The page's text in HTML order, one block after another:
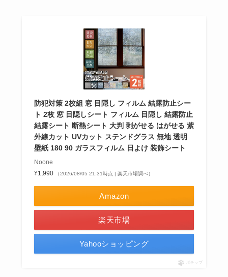
防犯対策 2枚組 窓 目隠し フィルム 結露防止シー
ト 2枚 窓 目隠しシート フィルム 目隠し 結露防止
結露シート 断熱シート 大判 剥がせる はがせる 紫
外線カット UVカット ステンドグラス 無地 透明
壁紙 180 90 ガラスフィルム 日よけ 装飾シート
Noone
¥1,990
（2026/08/05 21:31時点 | 楽天市場調べ）
Amazon
楽天市場
Yahooショッピング
ポチップ